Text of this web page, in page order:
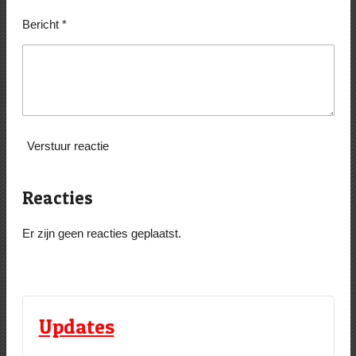
Bericht *
Verstuur reactie
Reacties
Er zijn geen reacties geplaatst.
Updates